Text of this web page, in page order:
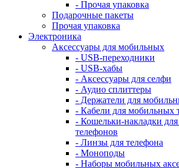
- Прочая упаковка
Подарочные пакеты
Прочая упаковка
Электроника
Аксессуары для мобильных
- USB-переходники
- USB-хабы
- Аксессуары для селфи
- Аудио сплиттеры
- Держатели для
- Кабели для мобильных
- Кошельки-накладки
телефонов
- Линзы для телефона
- Моноподы
- Наборы мобильных